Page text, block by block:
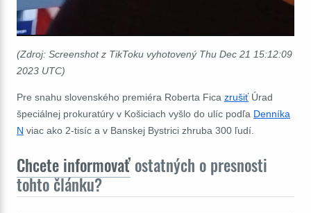
(Zdroj: Screenshot z TikToku vyhotovený Thu Dec 21 15:12:09
2023 UTC)
Pre snahu slovenského premiéra Roberta Fica zrušiťÚrad
špeciálnej prokuratúry v Košiciach vyšlo do ulíc podľa Denníka
N viac ako 2-tisíc a v Banskej Bystrici zhruba 300 ľudí.
Chcete informovať ostatných o presnosti
tohto článku?